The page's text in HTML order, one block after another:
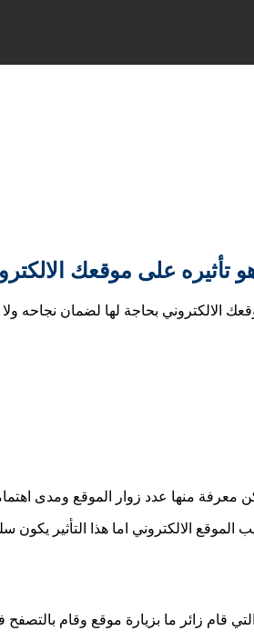
تأثيره على موقعك
معرفة منها عدد زوار الموقع ومدى
الالكتروني اما هذا التأثير يكون
زائر ما بزيارة موقع وقام بالتصفح